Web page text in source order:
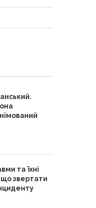
та їхні
що звертати